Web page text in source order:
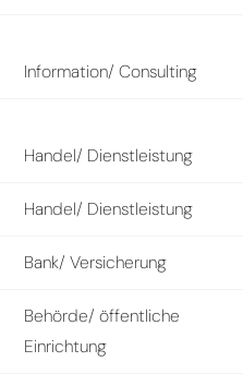
Information/ Consulting
Handel/ Dienstleistung
Handel/ Dienstleistung
Bank/ Versicherung
Behörde/ öffentliche
Einrichtung